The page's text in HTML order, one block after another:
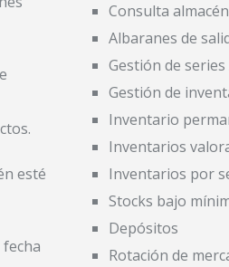
esté
Consulta almacén
Albaranes de
Gestión de
Gestión de
Inventario
Inventarios
Inventarios por
Stocks bajo
Depósitos
Rotación de